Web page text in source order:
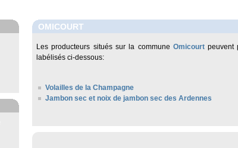
OMICOURT
Les producteurs situés sur la commune Omicourtpeuvent
labélisés ci-dessous:
Volailles de la Champagne
Jambon sec et noix de jambon sec des Ardennes